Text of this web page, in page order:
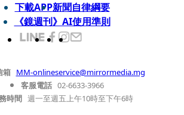
下載APP新聞自律綱要
《鏡週刊》AI使用準則
箱 MM-onlineservice@mirrormedia.mg
客服電話 02-6633-3966
時間 週一至週五上午10時至下午6時